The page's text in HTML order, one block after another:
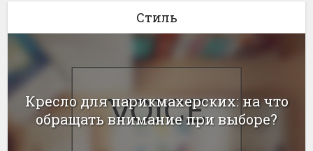
Стиль
Кресло для парикмахерских: на что
обращать внимание при выборе?